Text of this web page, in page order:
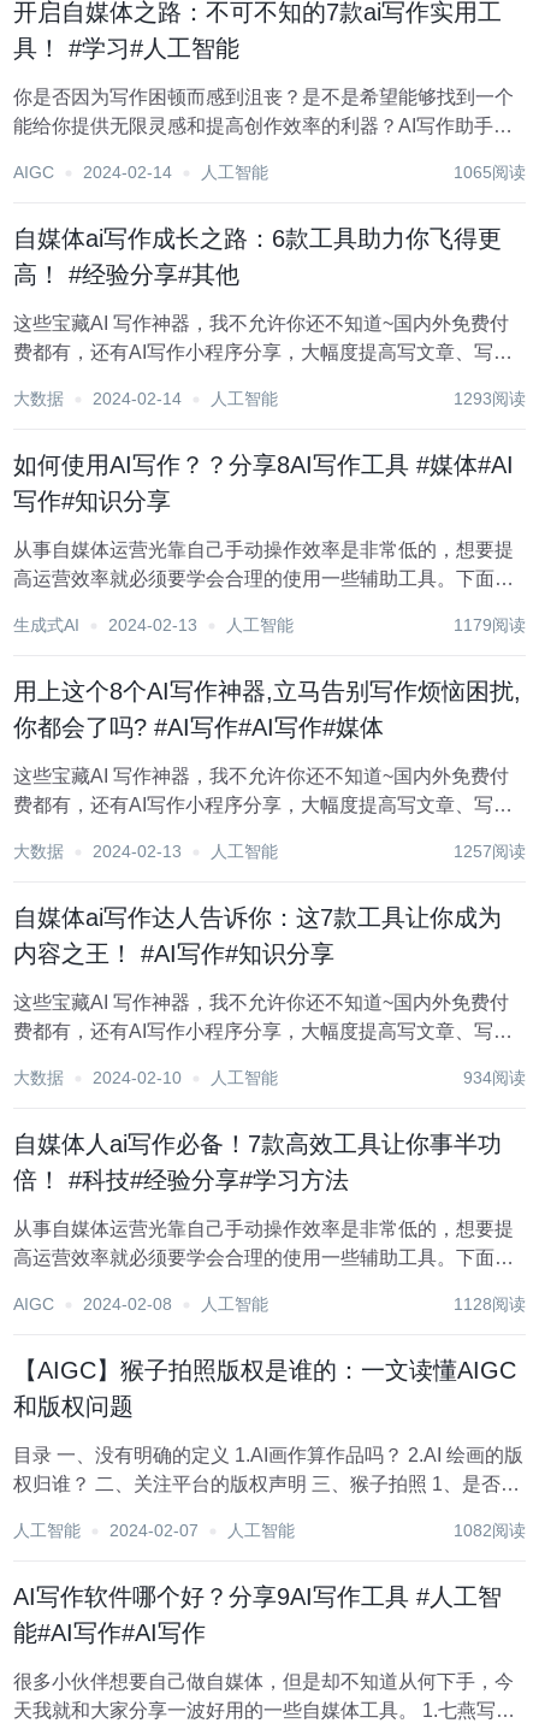
开启自媒体之路：不可不知的7款ai写作实用工
具！ #学习#人工智能
你是否因为写作困顿而感到沮丧？是不是希望能够找到一个
能给你提供无限灵感和提高创作效率的利器？AI写作助手就
手，它们将让你的创作之旅更加流畅、富有创意。 1.飞鸟写
AIGC 2024-02-14 人工智能 1065阅读
自媒体ai写作成长之路：6款工具助力你飞得更
高！ #经验分享#其他
这些宝藏AI 写作神器，我不允许你还不知道~国内外免费付
费都有，还有AI写作小程序分享，大幅度提高写文章、写报
面向专业写作领域的ai写作工具，写作助手包括，ai论文,ai
大数据 2024-02-14 人工智能 1293阅读
如何使用AI写作？？分享8AI写作工具 #媒体#AI
写作#知识分享
从事自媒体运营光靠自己手动操作效率是非常低的，想要提
高运营效率就必须要学会合理的使用一些辅助工具。下面小
友可以收藏分享。 1.红桃写作 这是一个微信公众号 面向专业
生成式AI 2024-02-13 人工智能 1179阅读
用上这个8个AI写作神器,立马告别写作烦恼困扰,
你都会了吗? #AI写作#AI写作#媒体
这些宝藏AI 写作神器，我不允许你还不知道~国内外免费付
费都有，还有AI写作小程序分享，大幅度提高写文章、写报
面向专业写作领域的ai写作工具，写作助手包括，ai论文,ai
大数据 2024-02-13 人工智能 1257阅读
自媒体ai写作达人告诉你：这7款工具让你成为
内容之王！ #AI写作#知识分享
这些宝藏AI 写作神器，我不允许你还不知道~国内外免费付
费都有，还有AI写作小程序分享，大幅度提高写文章、写报
号 面向专业写作领域的ai写作工具，写作助手包括，ai论
大数据 2024-02-10 人工智能 934阅读
自媒体人ai写作必备！7款高效工具让你事半功
倍！ #科技#经验分享#学习方法
从事自媒体运营光靠自己手动操作效率是非常低的，想要提
高运营效率就必须要学会合理的使用一些辅助工具。下面小
友可以收藏分享。 1.元芳写作 这是一个微信公众号 面向专业
AIGC 2024-02-08 人工智能 1128阅读
【AIGC】猴子拍照版权是谁的：一文读懂AIGC
和版权问题
目录 一、没有明确的定义 1.AI画作算作品吗？ 2.AI 绘画的版
权归谁？ 二、关注平台的版权声明 三、猴子拍照 1、是否应
图片，AI无所不能，虽然有时也冒点傻气，但是确实...
人工智能 2024-02-07 人工智能 1082阅读
AI写作软件哪个好？分享9AI写作工具 #人工智
能#AI写作#AI写作
很多小伙伴想要自己做自媒体，但是却不知道从何下手，今
天我就和大家分享一波好用的一些自媒体工具。 1.七燕写作